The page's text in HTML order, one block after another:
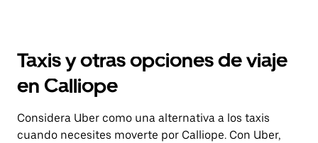
Taxis y otras opciones de viaje
en Calliope
Considera Uber como una alternativa a los taxis
cuando necesites moverte por Calliope. Con Uber,